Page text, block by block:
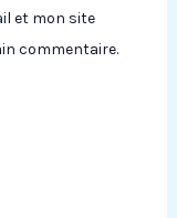
et mon site
commentaire.